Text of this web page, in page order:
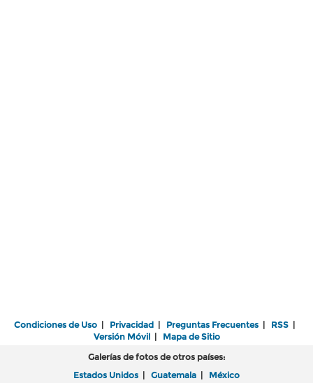
Condiciones de Uso | Privacidad | Preguntas Frecuentes | RSS |
Versión Móvil| Mapa de Sitio
Galerías de fotos de otros países:
Estados Unidos | Guatemala | México